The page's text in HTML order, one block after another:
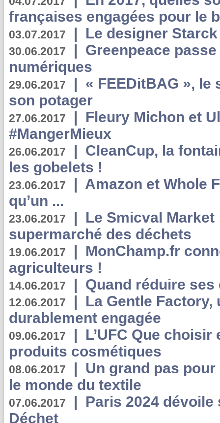
françaises engagées pour le
03.07.2017 | Le designer
30.06.2017 | Greenpeace
numériques
29.06.2017 | « FEEDitBAG », le
son potager
27.06.2017 | Fleury Michon et
#MangerMieux
26.06.2017 | CleanCup, la
les gobelets !
23.06.2017 | Amazon et Whole
qu’un ...
23.06.2017 | Le Smicval
supermarché des déchets
19.06.2017 | MonChamp.fr
agriculteurs !
14.06.2017 | Quand réduire
12.06.2017 | La Gentle
durablement engagée
09.06.2017 | L’UFC Que
produits cosmétiques
08.06.2017 | Un grand pas
le monde du textile
07.06.2017 | Paris 2024
Déchet